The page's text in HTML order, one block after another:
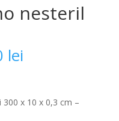
nesteril
lei.
leiPrețul
curent
130,00 lei.
x 10 x 0,3 cm –